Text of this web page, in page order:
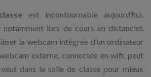
est incontournable aujourd’hui.
notamment lors de cours en distanciel.
la webcam intégrée d’un ordinateur
externe, connectée en wifi, peut
dans la salle de classe pour mieux